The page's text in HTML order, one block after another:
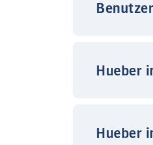
Hueber
Hueber